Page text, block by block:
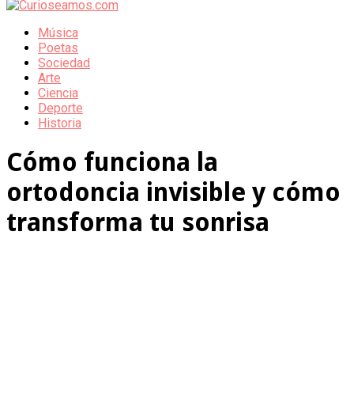
Música
Poetas
Sociedad
Arte
Ciencia
Deporte
Historia
Cómo funciona la
ortodoncia invisible y cómo
transforma tu sonrisa